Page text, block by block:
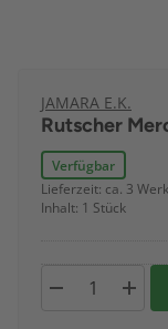
JAMARA E.K.
Rutscher
Verfügbar
Lieferzeit: ca. 3
Inhalt: 1 Stück